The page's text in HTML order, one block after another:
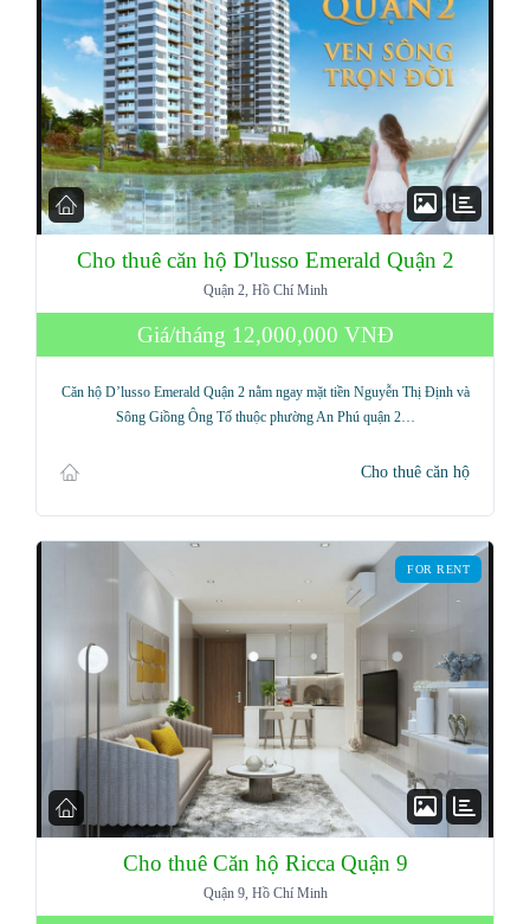
Cho thuê căn hộ D'lusso Emerald Quận 2
Quận 2, Hồ Chí Minh
Giá/tháng 12,000,000 VNĐ
Căn hộ D’lusso Emerald Quận 2 nằm ngay mặt tiền Nguyễn Thị Định và
Sông Giồng Ông Tố thuộc phường An Phú quận 2…
Cho thuê căn hộ
FOR RENT
Cho thuê Căn hộ Ricca Quận 9
Quận 9, Hồ Chí Minh
Log in
Username
Password
Lost your password?